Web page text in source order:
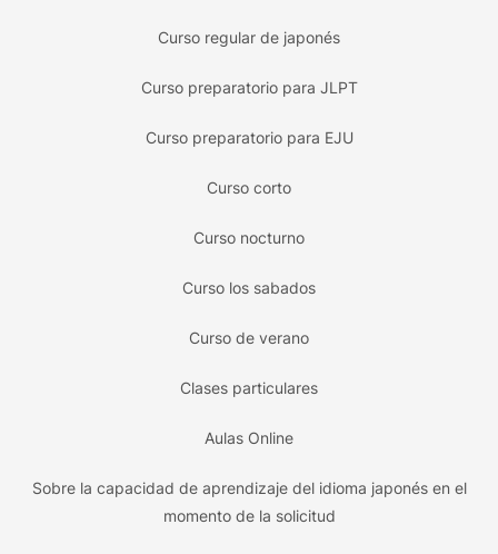
Curso regular de japonés
Curso preparatorio para JLPT
Curso preparatorio para EJU
Curso corto
Curso nocturno
Curso los sabados
Curso de verano
Clases particulares
Aulas Online
Sobre la capacidad de aprendizaje del idioma japonés en el
momento de la solicitud